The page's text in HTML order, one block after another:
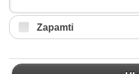
Zapamti